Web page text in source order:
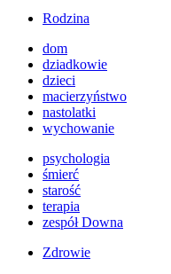
Rodzina
dom
dziadkowie
dzieci
macierzyństwo
nastolatki
wychowanie
psychologia
śmierć
starość
terapia
zespół Downa
Zdrowie